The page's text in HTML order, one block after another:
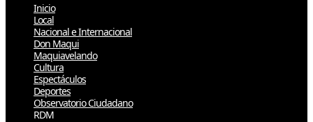
Inicio
Local
Nacional e Internacional
Don Maqui
Maquiavelando
Cultura
Espectáculos
Deportes
Observatorio Ciudadano
RDM